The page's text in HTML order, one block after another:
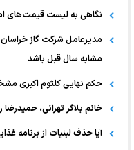
نگاهی به لیست قیمت‌های
مدیرعامل شرکت گاز
مشابه سال قبل باشد
حکم نهایی کلثوم اکبری
خانم بلاگر تهرانی،
آیا حذف لبنیات از برنامه